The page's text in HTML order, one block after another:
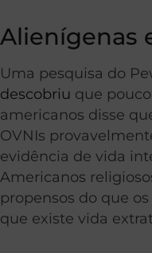
Alienígenas
Uma pesquisa do
descobriu que
americanos disse
OVNIs
evidência de vida
Americanos
propensos do que
que existe vida